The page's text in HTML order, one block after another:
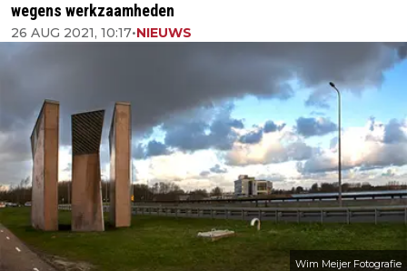
wegens werkzaamheden
26 AUG 2021, 10:17•NIEUWS
Wim Meijer Fotografie